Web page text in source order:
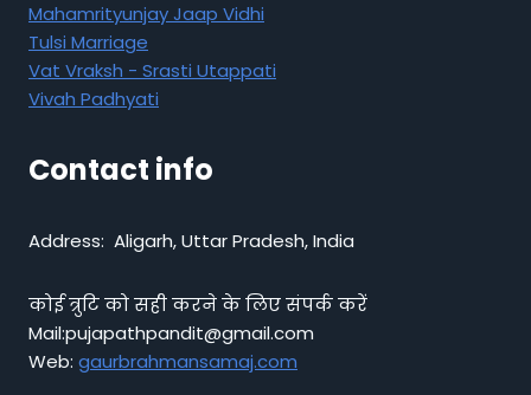
Mahamrityunjay Jaap Vidhi
Tulsi Marriage
Vat Vraksh - Srasti Utappati
Vivah Padhyati
Contact info
Address: Aligarh, Uttar Pradesh, India
कोई त्रुटि को सही करने के लिए संपर्क करें
Mail:pujapathpandit@gmail.com
Web: gaurbrahmansamaj.com